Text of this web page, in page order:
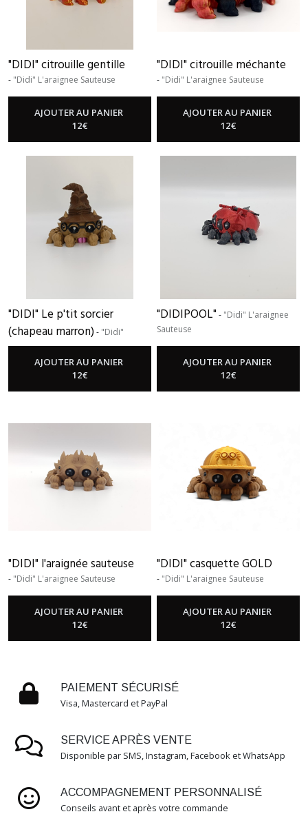
"DIDI" citrouille gentille
- "Didi" L'araignee Sauteuse
AJOUTER AU PANIER
12€
"DIDI" citrouille méchante
- "Didi" L'araignee Sauteuse
AJOUTER AU PANIER
12€
"DIDI" Le p'tit sorcier
(chapeau marron) - "Didi"
L'araignee Sauteuse
AJOUTER AU PANIER
12€
"DIDIPOOL" - "Didi" L'araignee
Sauteuse
AJOUTER AU PANIER
12€
"DIDI" l'araignée sauteuse
- "Didi" L'araignee Sauteuse
AJOUTER AU PANIER
12€
"DIDI" casquette GOLD
- "Didi" L'araignee Sauteuse
AJOUTER AU PANIER
12€
PAIEMENT SÉCURISÉ
Visa, Mastercard et PayPal
SERVICE APRÈS VENTE
Disponible par SMS, Instagram, Facebook et WhatsApp
ACCOMPAGNEMENT PERSONNALISÉ
Conseils avant et après votre commande